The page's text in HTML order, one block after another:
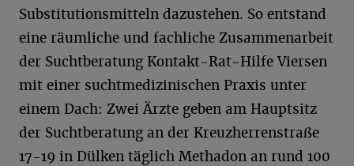
Substitutionsmitteln dazustehen. So entstand
eine räumliche und fachliche Zusammenarbeit
der Suchtberatung Kontakt-Rat-Hilfe Viersen
mit einer suchtmedizinischen Praxis unter
einem Dach: Zwei Ärzte geben am Hauptsitz
der Suchtberatung an der Kreuzherrenstraße
17-19 in Dülken täglich Methadon an rund 100